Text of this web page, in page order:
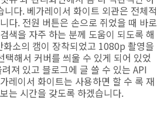
다. 베가레이서 화이트 외관은 전체적
다. 전원 버튼은 손으로 쥐었을 때 바로
색을 자주 하는 분께 도움이 되도록 해
소의 캠이 장착되었고 1080p 촬영을
해서 커버를 씌울 수 있게 되어 있었
져 있고 블로그에 글 쓸 수 있는 API
레이서 화이트는 사용하면 할 수 록 재
는 시간을 갖도록 하겠습니다.